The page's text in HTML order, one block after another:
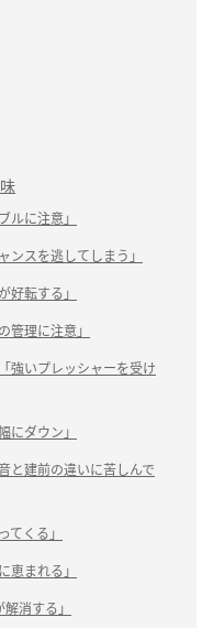
ルに注意」
ンスを逃してしまう」
好転する」
管理に注意」
強いプレッシャーを受け
にダウン」
と建前の違いに苦しんで
てくる」
恵まれる」
消する」